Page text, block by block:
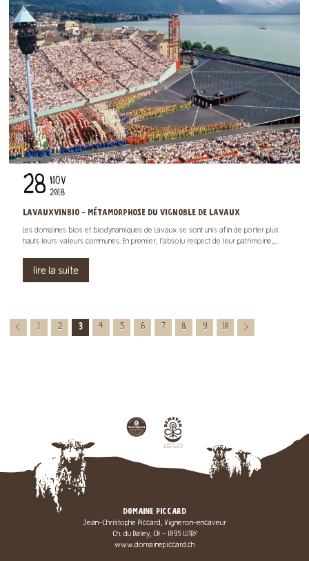
28 NOV
2018
LAVAUXVINBIO - MÉTAMORPHOSE DU VIGNOBLE DE LAVAUX
Les domaines bios et biodynamiques de Lavaux se sont unis afin de porter plus
hauts leurs valeurs communes. En premier, l’absolu respect de leur patrimoine,...
lire la suite
< 1 2 3 4 5 6 7 8 9 10 >
DOMAINE PICCARD
Jean-Christophe Piccard, Vigneron-encaveur
Ch. du Daley, CH - 1095 LUTRY
www.domainepiccard.ch